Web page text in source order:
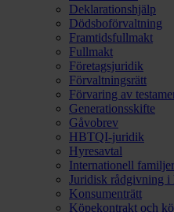
Deklarationshjälp
Dödsboförvaltning
Framtidsfullmakt
Fullmakt
Företagsjuridik
Förvaltningsrätt
Förvaring av
Generationsskifte
Gåvobrev
HBTQI-juridik
Hyresavtal
Internationell
Juridisk rådgivning i
Konsumenträtt
Köpekontrakt och